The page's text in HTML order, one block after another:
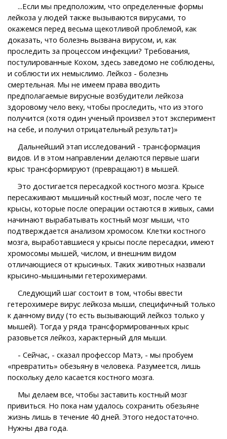
...Если мы предположим, что определенные формы
лейкоза у людей также вызываются вирусами, то
окажемся перед весьма щекотливой проблемой, как
доказать, что болезнь вызвана вирусом, и, как
проследить за процессом инфекции? Требования,
постулированные Кохом, здесь заведомо не соблюдены,
и соблюсти их немыслимо. Лейкоз - болезнь
смертельная. Мы не имеем права вводить
предполагаемые вирусные возбудители лейкоза
здоровому чело веку, чтобы проследить, что из этого
получится (хотя один ученый произвел этот эксперимент
на себе, и получил отрицательный результат)»
Дальнейший этап исследований - трансформация
видов. И в этом направлении делаются первые шаги
крыс трансформируют (превращают) в мышей.
Это достигается пересадкой костного мозга. Крысе
пересаживают мышиный костный мозг, после чего те
крысы, которые после операции остаются в живых, сами
начинают вырабатывать костный мозг мыши, что
подтверждается анализом хромосом. Клетки костного
мозга, выработавшиеся у крысы после пересадки, имеют
хромосомы мышей, числом, и внешним видом
отличающиеся от крысиных. Таких животных назвали
крысино-мышиными гетерохимерами.
Следующий шаг состоит в том, чтобы ввести
гетерохимере вирус лейкоза мыши, специфичный только
к данному виду (то есть вызывающий лейкоз только у
мышей). Тогда у ряда трансформированных крыс
разовьется лейкоз, характерный для мыши.
- Сейчас, - сказал профессор Матэ, - мы пробуем
«превратить» обезьяну в человека. Разумеется, лишь
поскольку дело касается костного мозга.
Мы делаем все, чтобы заставить костный мозг
привиться. Но пока нам удалось сохранить обезьяне
жизнь лишь в течение 40 дней. Этого недостаточно.
Нужны два года.